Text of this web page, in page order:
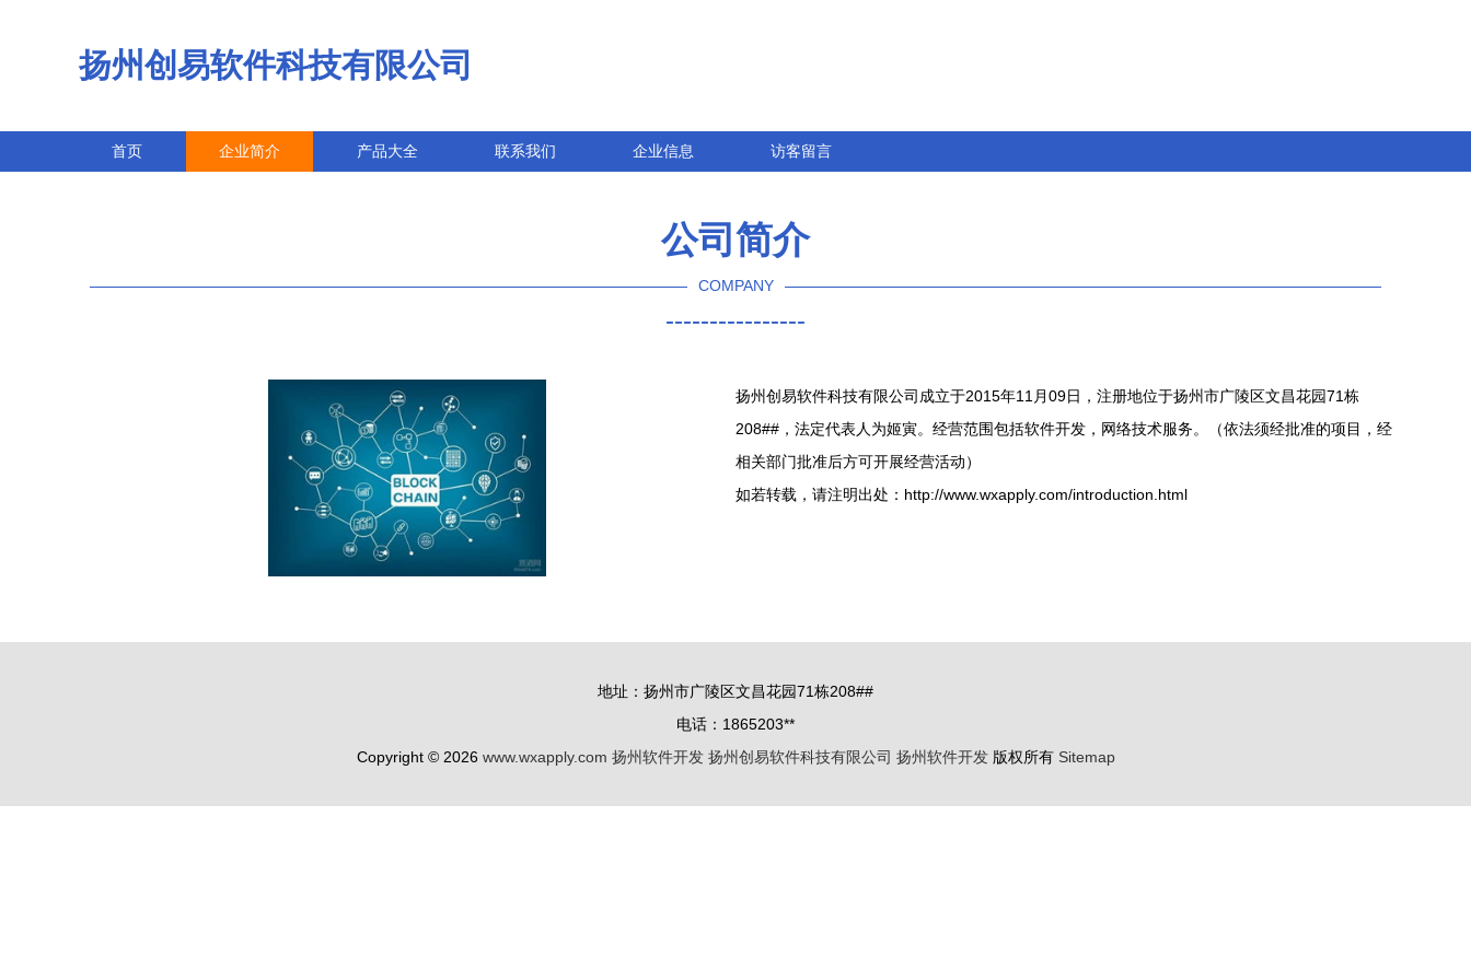
扬州创易软件科技有限公司
首页 企业简介 产品大全 联系我们 企业信息 访客留言
公司简介
COMPANY
----------------
扬州创易软件科技有限公司成立于2015年11月09日，注册地位于扬州市广陵区文昌花园71栋
208##，法定代表人为姬寅。经营范围包括软件开发，网络技术服务。（依法须经批准的项目，经
相关部门批准后方可开展经营活动）
如若转载，请注明出处：http://www.wxapply.com/introduction.html
地址：扬州市广陵区文昌花园71栋208##
电话：1865203**
Copyright © 2026 www.wxapply.com 扬州软件开发 扬州创易软件科技有限公司 扬州软件开发版权所有 Sitemap